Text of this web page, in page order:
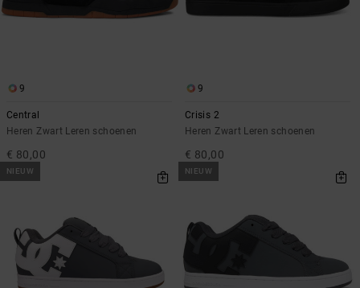
9
Central
Heren Zwart Leren schoenen
€ 80,00
9
Crisis 2
Heren Zwart Leren schoenen
€ 80,00
NIEUW NIEUW